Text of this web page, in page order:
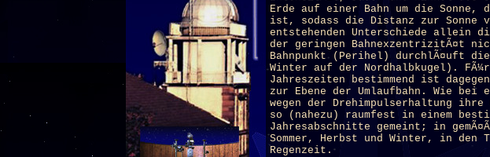
Erde auf einer Bahn um die
ist, sodass die Distanz zur
entstehenden Unterschiede allein
der geringen BahnexzentrizitÃ¤t
Bahnpunkt (Perihel) durchlÃ¤uft
Winter auf der Nordhalbkugel).
Jahreszeiten bestimmend ist
zur Ebene der Umlaufbahn. Wie bei
wegen der Drehimpulserhaltung
so (nahezu) raumfest in einem
Jahresabschnitte gemeint; in
Sommer, Herbst und Winter, in den
Regenzeit.